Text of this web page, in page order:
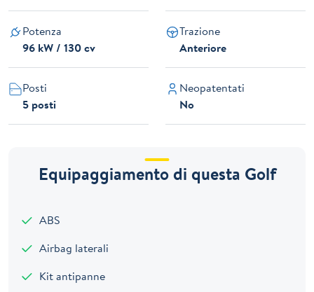
Potenza
96 kW / 130 cv
Trazione
Anteriore
Posti
5 posti
Neopatentati
No
Equipaggiamento di questa Golf
ABS
Airbag laterali
Kit antipanne